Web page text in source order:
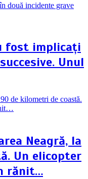
fost implicați
Unul
Neagră, la
Un elicopter
rănit…